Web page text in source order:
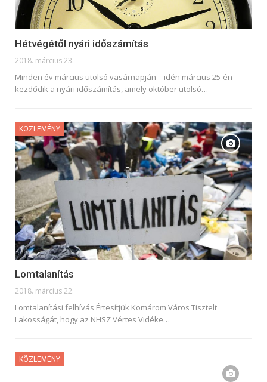
Hétvégétől nyári időszámítás
2018. március 23.
Minden év március utolsó vasárnapján – idén március 25-én –
kezdődik a nyári időszámítás, amely október utolsó…
KÖZLEMÉNY
Lomtalanítás
2018. március 22.
Lomtalanítási felhívás Értesítjük Komárom Város Tisztelt
Lakosságát, hogy az NHSZ Vértes Vidéke…
KÖZLEMÉNY